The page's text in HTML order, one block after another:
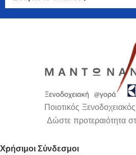
Ποιοτικός
Δώστε προτεραιότητα
Χρήσιμοι Σύνδεσμοι